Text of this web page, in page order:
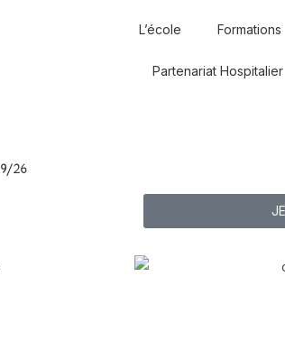
L’école Formations
Partenariat Hospitalier
26